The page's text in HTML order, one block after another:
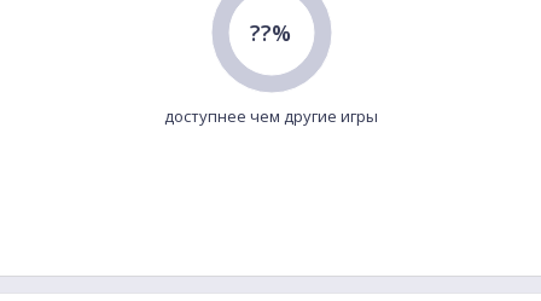
??%
доступнее чем другие игры